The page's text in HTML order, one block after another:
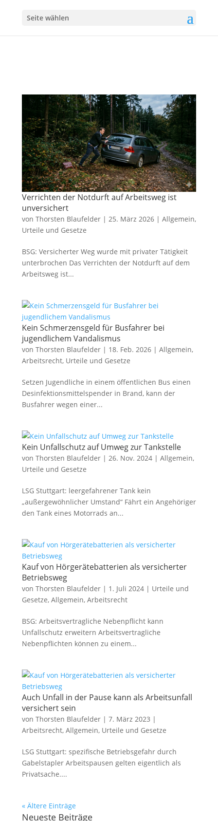
Seite wählen
Verrichten der Notdurft auf Arbeitsweg ist
unversichert
von Thorsten Blaufelder| 25. März 2026| Allgemein,
Urteile und Gesetze
BSG: Versicherter Weg wurde mit privater Tätigkeit
unterbrochen Das Verrichten der Notdurft auf dem
Arbeitsweg ist...
Kein Schmerzensgeld für Busfahrer bei
jugendlichem Vandalismus
von Thorsten Blaufelder| 18. Feb. 2026| Allgemein,
Arbeitsrecht, Urteile und Gesetze
Setzen Jugendliche in einem öffentlichen Bus einen
Desinfektionsmittelspender in Brand, kann der
Busfahrer wegen einer...
Kein Unfallschutz auf Umweg zur Tankstelle
von Thorsten Blaufelder| 26. Nov. 2024| Allgemein,
Urteile und Gesetze
LSG Stuttgart: leergefahrener Tank kein
„außergewöhnlicher Umstand“ Fährt ein Angehöriger
den Tank eines Motorrads an...
Kauf von Hörgerätebatterien als versicherter
Betriebsweg
von Thorsten Blaufelder| 1. Juli 2024| Urteile und
Gesetze, Allgemein, Arbeitsrecht
BSG: Arbeitsvertragliche Nebenpflicht kann
Unfallschutz erweitern Arbeitsvertragliche
Nebenpflichten können zu einem...
Auch Unfall in der Pause kann als Arbeitsunfall
versichert sein
von Thorsten Blaufelder| 7. März 2023 |
Arbeitsrecht, Allgemein, Urteile und Gesetze
LSG Stuttgart: spezifische Betriebsgefahr durch
Gabelstapler Arbeitspausen gelten eigentlich als
Privatsache....
« Ältere Einträge
Neueste Beiträge